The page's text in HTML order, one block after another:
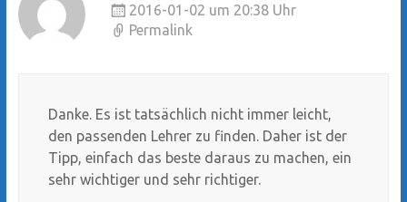
2016-01-02 um 20:38 Uhr
Permalink
Danke. Es ist tatsächlich nicht immer leicht,
den passenden Lehrer zu finden. Daher ist der
Tipp, einfach das beste daraus zu machen, ein
sehr wichtiger und sehr richtiger.